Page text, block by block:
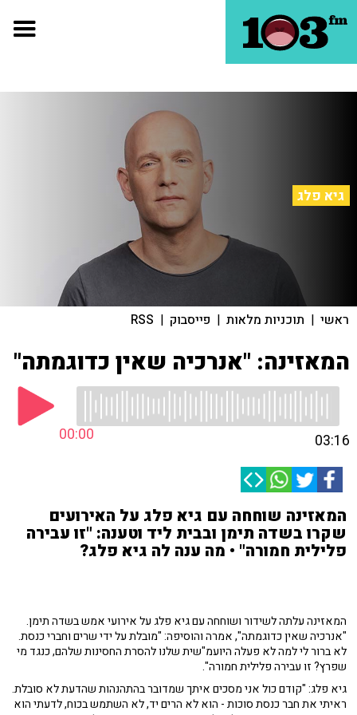
גיא פלג
ראשי | תוכניות מלאות | פייסבוק |
RSS
המאזינה: "אנרכיה שאין כדוגמתה"
00:00 03:16
המאזינה שוחחה עם גיא פלג על האירועים
שקרו בשדה תימן ובבית ליד וטענה: "זו עבירה
פלילית חמורה" • מה ענה לה גיא פלג?
המאזינה עלתה לשידור ושוחחה עם גיא פלג על אירועי אמש בשדה תימן.
"אנרכיה שאין כדוגמתה", אמרה והוסיפה: "מובלת על ידי שרים וחברי כנסת.
לא ברור לי למה לא פעלה היועמ"שית שלנו להסרת החסינות שלהם, כנגד מי
שפרץ? זו עבירה פלילית חמורה".
גיא פלג: "קודם כול אני מסכים איתך שמדובר בהתהנהות שהדעת לא סובלת.
ראיתי את חבר כנסת סוכות - הוא לא הרים יד, לא השתמש בכוח, לדעתי הוא